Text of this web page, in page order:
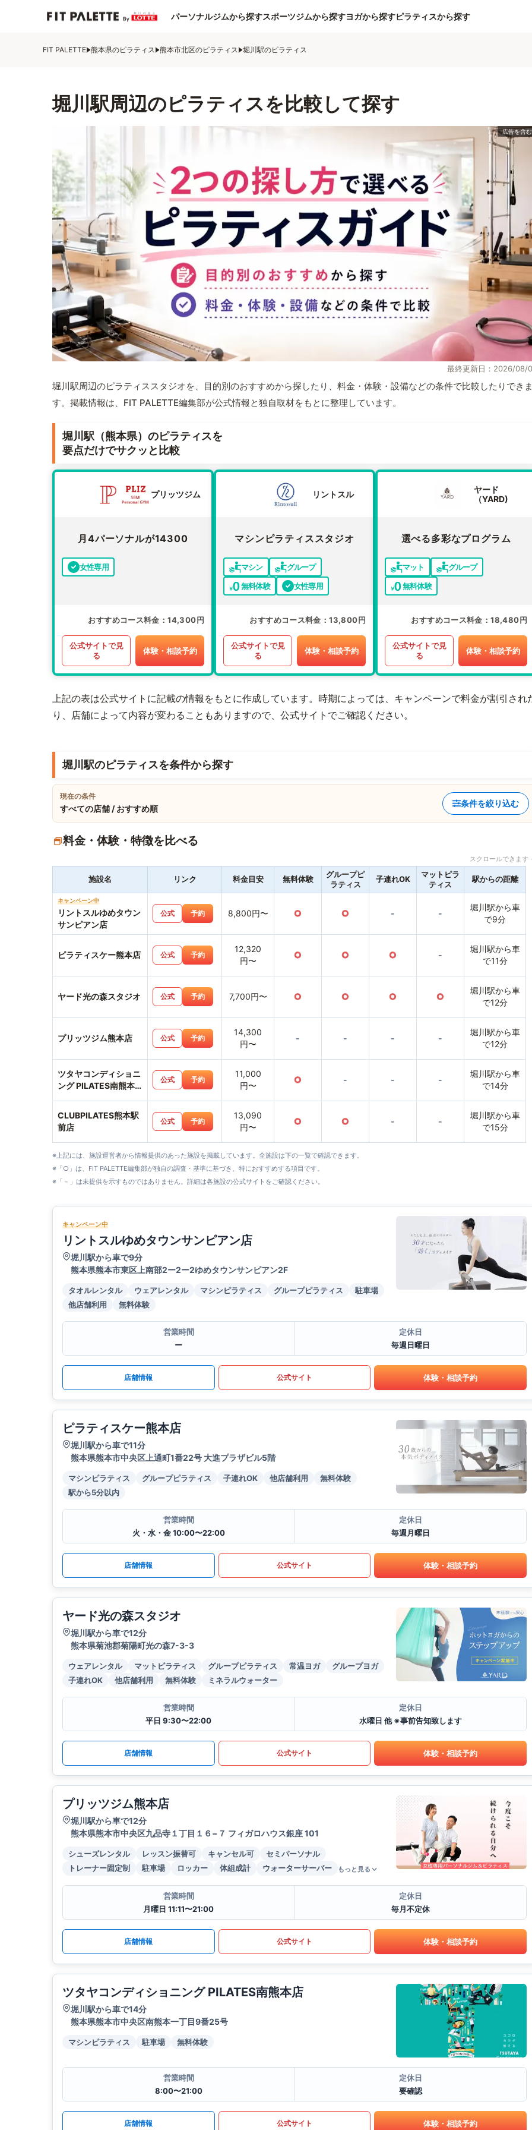
パーソナルジムから探すスポーツジムから探すヨガから探すピラティスから探す
FIT PALETTE 熊本県のピラティス 熊本市北区のピラティス 堀川駅のピラティス
堀川駅周辺のピラティスを比較して探す
最終更新日：2026/08/
堀川駅周辺のピラティススタジオを、目的別のおすすめから探したり、料金・体験・設備などの条件で比較したりでき
す。掲載情報は、FIT PALETTE編集部が公式情報と独自取材をもとに整理しています。
堀川駅（熊本県）のピラティスを
要点だけでサクッと比較
プリッツジム
月4パーソナルが14300
女性専用
おすすめコース料金 14,300円
公式サイトで見
る
体験・相談予約
リントスル
マシンピラティススタジオ
マシン
グループ
無料体験
女性専用
おすすめコース料金 13,800円
公式サイトで見
る
体験・相談予約
ヤード
（YARD)
選べる多彩なプログラム
マット
グループ
無料体験
おすすめコース料金 18,480円
公式サイトで見
る
体験・相談予約
上記の表は公式サイトに記載の情報をもとに作成しています。時期によっては、キャンペーンで料金が割引され
り、店舗によって内容が変わることもありますので、公式サイトでご確認ください。
堀川駅のピラティスを条件から探す
現在の条件
すべての店舗 / おすすめ順
条件を絞り込む
料金・体験・特徴を比べる
スクロールできま
施設名 リンク 料金目安 無料体験
グループピ
ラティス
子連れOK
マットピラ
ティス
駅からの距離
キャンペーン中
リントスルゆめタウン
サンピアン店
公式 予約 8,800円〜 ○ ○ - -
堀川駅から車
で9分
ピラティスケー熊本店 公式 予約
12,320
円〜
○ ○ ○ -
堀川駅から車
で11分
ヤード光の森スタジオ 公式 予約 7,700円〜 ○ ○ ○ ○
堀川駅から車
で12分
プリッツジム熊本店 公式 予約
14,300
円〜
- - - -
堀川駅から車
で12分
ツタヤコンディショニ
ング PILATES南熊本
公式 予約
11,000
円〜
○ - - -
堀川駅から車
で14分
CLUBPILATES熊本駅
前店
公式 予約
13,090
円〜
○ ○ - -
堀川駅から車
で15分
※上記には、施設運営者から情報提供のあった施設を掲載しています。全施設は下の一覧で確認できます。
※「○」は、FIT PALETTE編集部が独自の調査・基準に基づき、特におすすめする項目です。
※「－」は未提供を示すものではありません。詳細は各施設の公式サイトをご確認ください。
キャンペーン中
リントスルゆめタウンサンピアン店
堀川駅から車で9分
熊本県熊本市東区上南部2ー2ー2ゆめタウンサンピアン2F
タオルレンタル ウェアレンタル マシンピラティス グループピラティス
駐車場
他店舗利用
無料体験
営業時間
ー
定休日
毎週日曜日
店舗情報 公式サイト 体験・相談予約
ピラティスケー熊本店
堀川駅から車で11分
熊本県熊本市中央区上通町1番22号 大進プラザビル5階
マシンピラティス グループピラティス 子連れOK 他店舗利用
無料体験
駅から5分以内
営業時間
火・水・金 10:00〜22:00
定休日
毎週月曜日
店舗情報 公式サイト 体験・相談予約
ヤード光の森スタジオ
堀川駅から車で12分
熊本県菊池郡菊陽町光の森7-3-3
ウェアレンタル マットピラティス グループピラティス 常温ヨガ
グループヨガ
子連れOK
他店舗利用 無料体験 ミネラルウォーター
営業時間
平日 9:30〜22:00
定休日
水曜日 他 ※事前告知致します
店舗情報 公式サイト 体験・相談予約
プリッツジム熊本店
堀川駅から車で12分
熊本県熊本市中央区九品寺１丁目１６−７ フィガロハウス銀座 101
シューズレンタル レッスン振替可 キャンセル可
セミパーソナル
トレーナー固定制
駐車場 ロッカー 体組成計 ウォーターサーバー もっと見る
営業時間
月曜日 11:11〜21:00
定休日
毎月不定休
店舗情報 公式サイト 体験・相談予約
ツタヤコンディショニング PILATES南熊本店
堀川駅から車で14分
熊本県熊本市中央区南熊本一丁目9番25号
マシンピラティス 駐車場 無料体験
営業時間
8:00〜21:00
定休日
要確認
店舗情報 公式サイト 体験・相談予約